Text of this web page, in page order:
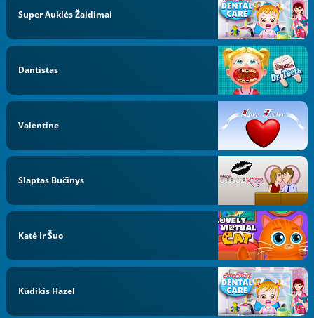
Super Auklės Žaidimai
Dantistas
Valentine
Slaptas Bučinys
Katė Ir Šuo
Kūdikis Hazel